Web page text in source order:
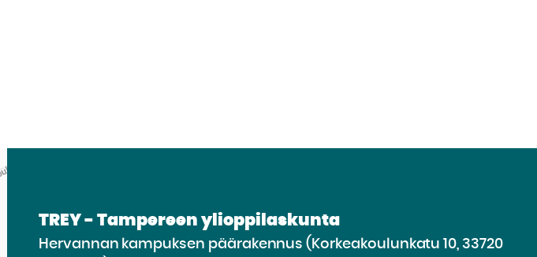
TREY - Tampereen ylioppilaskunta
Hervannan kampuksen päärakennus (Korkeakoulunkatu 10, 33720